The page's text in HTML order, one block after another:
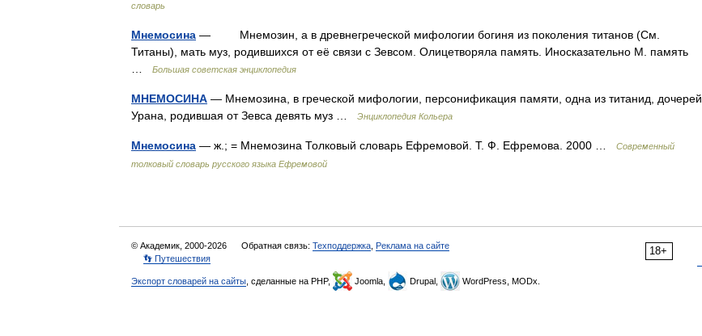
словарь
Мнемосина — Мнемозин, а в древнегреческой мифологии богиня из поколения титанов (См.
Титаны), мать муз, родившихся от её связи с Зевсом. Олицетворяла память. Иносказательно М. память
Большая советская энциклопедия
МНЕМОСИНА — Мнемозина, в греческой мифологии, персонификация памяти, одна из титанид, дочерей
Урана, родившая от Зевса девять муз …
Энциклопедия Кольера
Мнемосина — ж.; = Мнемозина Толковый словарь Ефремовой. Т. Ф. Ефремова. 2000 …
Современный
толковый словарь русского языка Ефремовой
18+
© Академик, 2000-2026 Обратная связь: Техподдержка Реклама на сайте
👣 Путешествия
Экспорт словарей на сайты , сделанные на PHP, Joomla, Drupal, WordPress, MODx.